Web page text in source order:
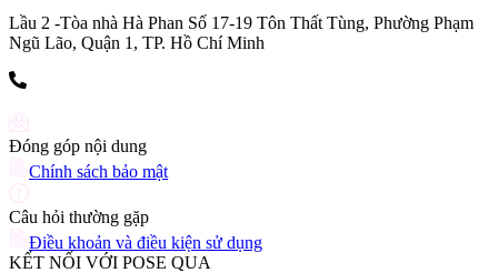
Lầu 2 -Tòa nhà Hà Phan Số 17-19 Tôn Thất Tùng, Phường Phạm
Ngũ Lão, Quận 1, TP. Hồ Chí Minh
Đóng góp nội dung
Chính sách bảo mật
Câu hỏi thường gặp
Điều khoản và điều kiện sử dụng
KẾT NỐI VỚI POSE QUA